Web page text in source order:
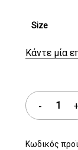
Size
Κάντε μία
Κωδικός